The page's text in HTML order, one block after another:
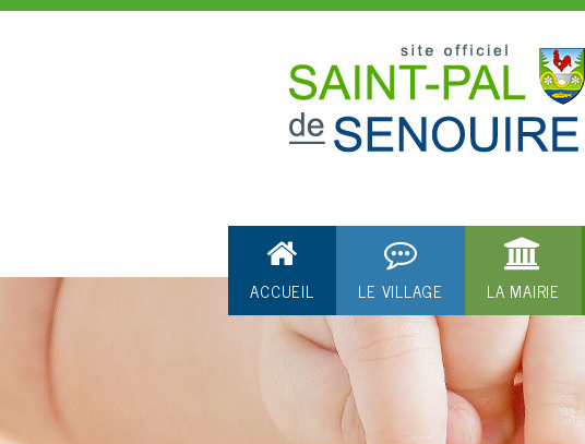
ACCUEIL LE VILLAGE LA MAIRIE